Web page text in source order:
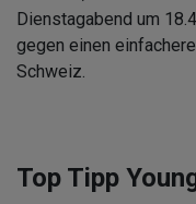
Dienstagabend um
gegen einen
Schweiz.
Top Tipp